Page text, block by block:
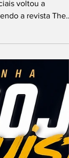
que vem
voltou a
espanhol Lamine
conteúdo
anteriormente pela
recente do
imagem teria
no futebol mundial.
entre a
na